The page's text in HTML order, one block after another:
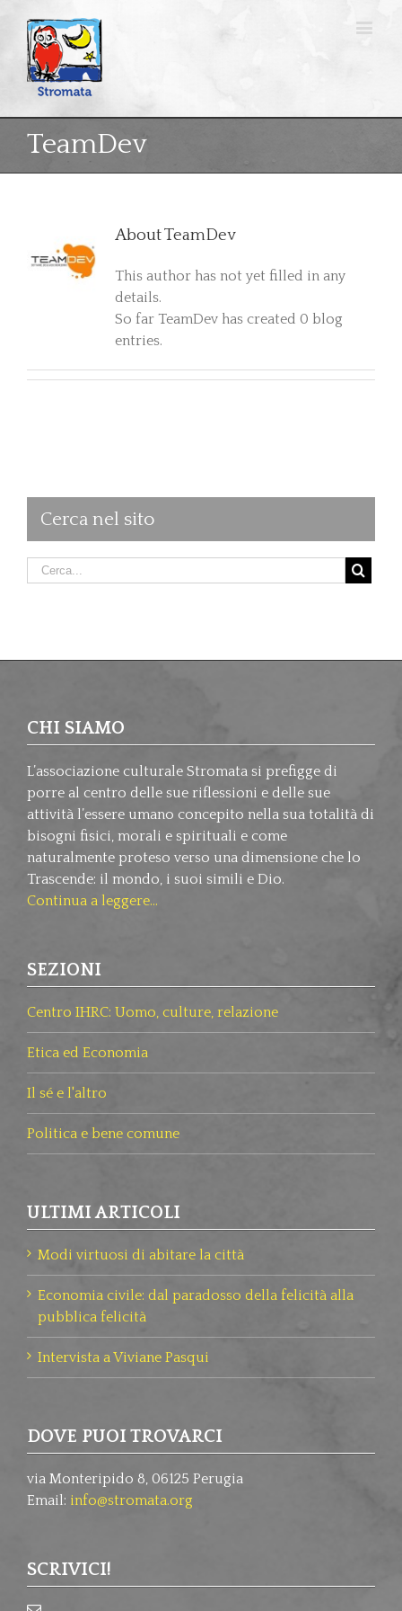
TeamDev
AboutTeamDev
This author has not yet filled in any
details.
So far TeamDev has created 0 blog
entries.
Cerca nel sito
CHI SIAMO
L’associazione culturale Stromata si prefigge di
porre al centro delle sue riflessioni e delle sue
attività l’essere umano concepito nella sua totalità di
bisogni fisici, morali e spirituali e come
naturalmente proteso verso una dimensione che lo
Trascende: il mondo, i suoi simili e Dio.
Continua a leggere...
SEZIONI
Centro IHRC: Uomo, culture, relazione
Etica ed Economia
Il sé e l'altro
Politica e bene comune
ULTIMI ARTICOLI
Modi virtuosi di abitare la città
Economia civile: dal paradosso della felicità alla
pubblica felicità
Intervista a Viviane Pasqui
DOVE PUOI TROVARCI
via Monteripido 8, 06125 Perugia
Email: info@stromata.org
SCRIVICI!